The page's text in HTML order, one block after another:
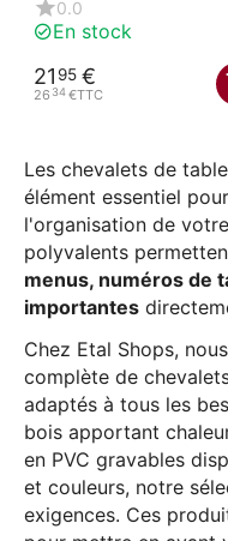
Les chevalets de
élément essentiel
l'organisation de
polyvalents
menus, numéros de
importantes
Chez Etal Shops,
complète de
adaptés à tous les
bois apportant
en PVC gravables
et couleurs, notre
exigences. Ces
0.0
En stock
21 95 €
26 34€TTC